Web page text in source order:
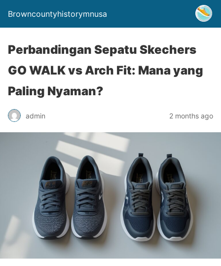
Browncountyhistorymnusa
Perbandingan Sepatu Skechers
GO WALK vs Arch Fit: Mana yang
Paling Nyaman?
admin 2 months ago